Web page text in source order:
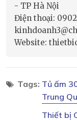
- TP Hà Nội
Điện thoại:
Website:
Tags: Tủ ấm
Trung
Thiết bị